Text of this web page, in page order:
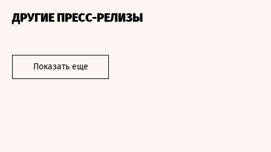
ДРУГИЕ ПРЕСС-РЕЛИЗЫ
Показать еще